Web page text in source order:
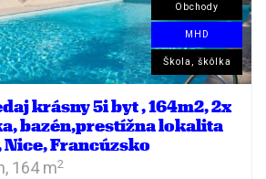
Obchody
MHD
Škola, škôlka
krásny 5i byt , 164m2, 2x
bazén,prestížna lokalita
Nice, Francúzsko
164 m2